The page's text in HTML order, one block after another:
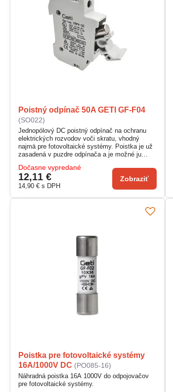
Poistný odpínač 50A GETI GF-F04
(SO022)
Jednopólový DC poistný odpínač na ochranu
elektrických rozvodov voči skratu, vhodný
najmä pre fotovoltaické systémy. Poistka je už
zasadená v puzdre odpínača a je možné ju
Dočasne vypredané
12,11 €
14,90 €s DPH
Zobraziť
Poistka pre fotovoltaické systémy
16A/1000V DC (PO085-16)
Náhradná poistka 16A 1000V do odpojovačov
pre fotovoltaické systémy.